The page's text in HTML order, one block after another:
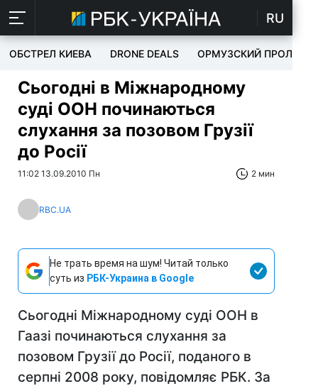
RU
ОБСТРЕЛ КИЕВА DRONE DEALS ОРМУЗСКИЙ ПРОЛИВ
Сьогодні в Міжнародному
суді ООН починаються
слухання за позовом Грузії
до Росії
11:02 13.09.2010 Пн 2 мин
RBC.UA
Не трать время на шум! Читай только
суть из РБК-Украина в Google
Сьогодні Міжнародному суді ООН в
Гаазі починаються слухання за
позовом Грузії до Росії, поданого в
серпні 2008 року, повідомляє РБК. За